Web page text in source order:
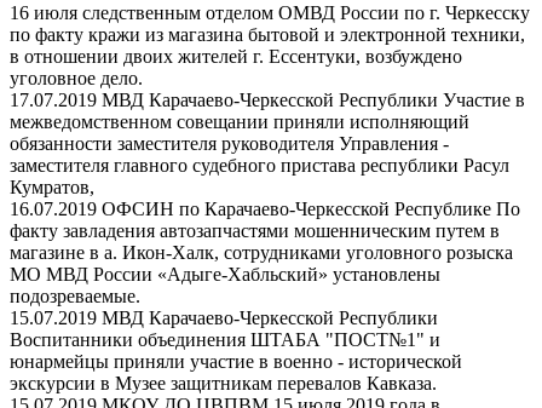
16 июля следственным отделом ОМВД России по г. Черкесску
по факту кражи из магазина бытовой и электронной техники,
в отношении двоих жителей г. Ессентуки, возбуждено
уголовное дело.
17.07.2019 МВД Карачаево-Черкесской Республики Участие в
межведомственном совещании приняли исполняющий
обязанности заместителя руководителя Управления -
заместителя главного судебного пристава республики Расул
Кумратов,
16.07.2019 ОФСИН по Карачаево-Черкесской Республике По
факту завладения автозапчастями мошенническим путем в
магазине в а. Икон-Халк, сотрудниками уголовного розыска
МО МВД России «Адыге-Хабльский» установлены
подозреваемые.
15.07.2019 МВД Карачаево-Черкесской Республики
Воспитанники объединения ШТАБА "ПОСТ№1" и
юнармейцы приняли участие в военно - исторической
экскурсии в Музее защитникам перевалов Кавказа.